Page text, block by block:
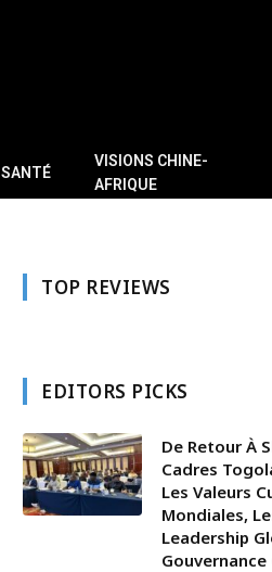
SANTÉ
VISIONS CHINE-
AFRIQUE
TOP REVIEWS
EDITORS PICKS
De Retour À
Cadres
Les Valeurs
Mondiales,
Leadership
Gouvernance